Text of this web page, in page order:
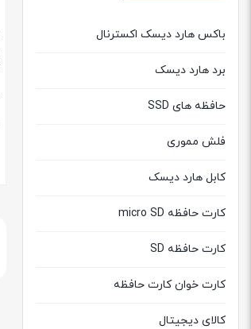
باکس هارد دیسک اکسترنال
برد هارد دیسک
حافظه های SSD
فلش مموری
کابل هارد دیسک
کارت حافظه micro SD
کارت حافظه SD
کارت خوان کارت حافظه
کالای دیجیتال